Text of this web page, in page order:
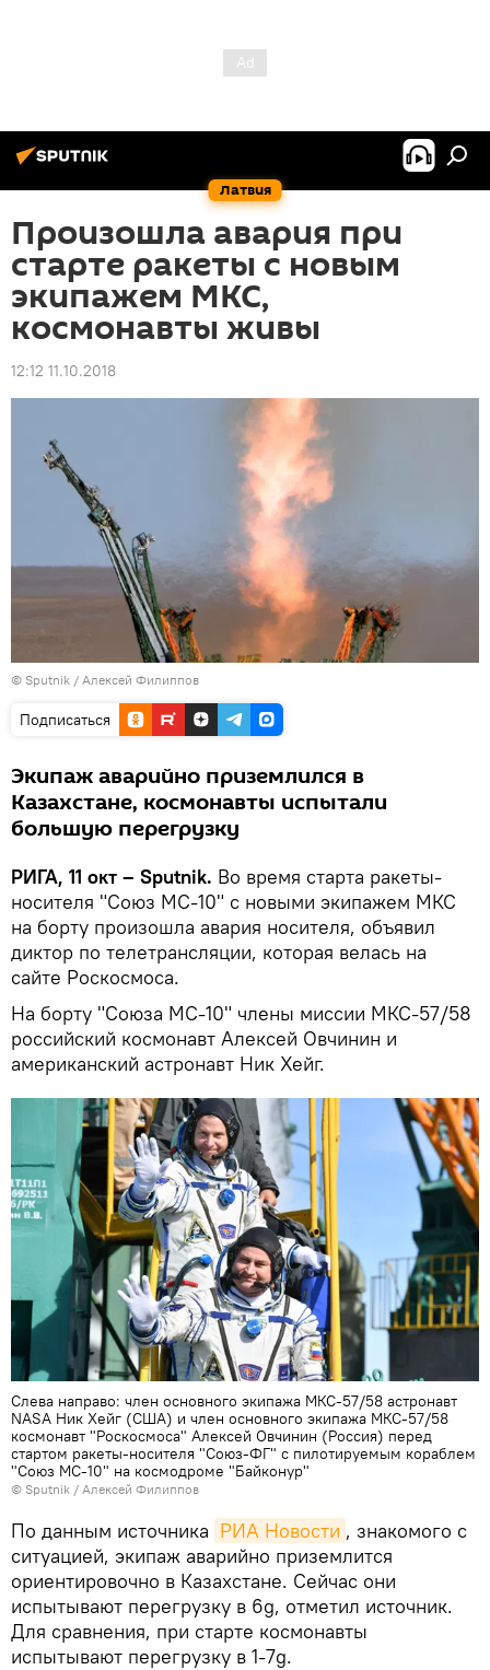
Латвия
Произошла авария при
старте ракеты с новым
экипажем МКС,
космонавты живы
12:12 11.10.2018
© Sputnik / Алексей Филиппов
Подписаться
Экипаж аварийно приземлился в
Казахстане, космонавты испытали
большую перегрузку
РИГА, 11 окт – Sputnik. Во время старта ракеты-
носителя "Союз МС-10" с новыми экипажем МКС
на борту произошла авария носителя, объявил
диктор по телетрансляции, которая велась на
сайте Роскосмоса.
На борту "Союза МС-10" члены миссии МКС-57/58
российский космонавт Алексей Овчинин и
американский астронавт Ник Хейг.
Слева направо: член основного экипажа МКС-57/58 астронавт
NASA Ник Хейг (США) и член основного экипажа МКС-57/58
космонавт "Роскосмоса" Алексей Овчинин (Россия) перед
стартом ракеты-носителя "Союз-ФГ" с пилотируемым кораблем
"Союз МС-10" на космодроме "Байконур"
© Sputnik / Алексей Филиппов
По данным источника РИА Новости , знакомого с
ситуацией, экипаж аварийно приземлится
ориентировочно в Казахстане. Сейчас они
испытывают перегрузку в 6g, отметил источник.
Для сравнения, при старте космонавты
испытывают перегрузку в 1-7g.